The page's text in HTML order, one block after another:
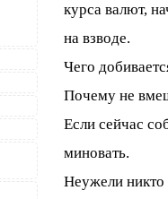
курса валют,
на взводе.
Чего
Почему не
Если сейчас
миновать.
Неужели никто